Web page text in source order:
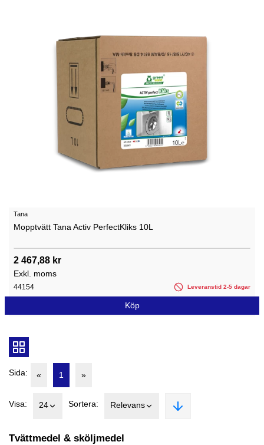
Tvättmedel & sköljmedel
Tana
Mopptvätt Tana Activ PerfectKliks 10L
2 467,88 kr
Exkl. moms
44154 Leveranstid 2-5 dagar
Köp
Sida: « 1 »
Visa: 24 Sortera: Relevans